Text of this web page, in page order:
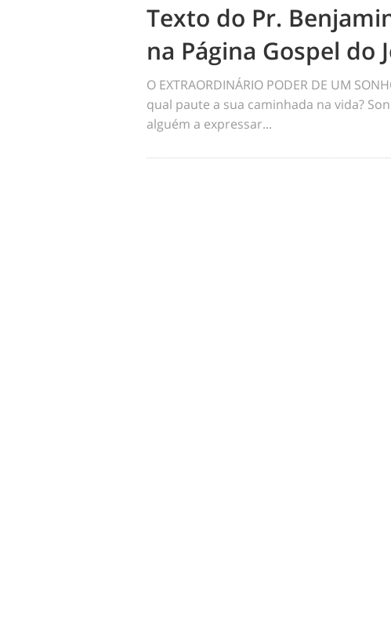
Texto do Pr.
na Página Gospel do
O EXTRAORDINÁRIO PODER DE UM
qual paute a sua caminhada na vida?
alguém a expressar...